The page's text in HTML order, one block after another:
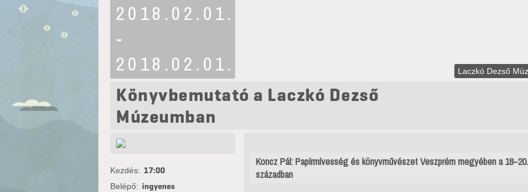
2018.02.01.
-
2018.02.01.
Laczkó Dezső
Könyvbemutató a Laczkó Dezső
Múzeumban
Koncz Pál: Papírmívesség és könyvművészet Veszprém megyében a 18–20.
században
Kezdés: 17:00
Belépő: ingyenes